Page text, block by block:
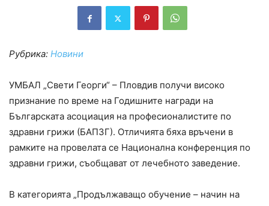
Рубрика: Новини
УМБАЛ „Свети Георги“ – Пловдив получи високо
признание по време на Годишните награди на
Българската асоциация на професионалистите по
здравни грижи (БАПЗГ). Отличията бяха връчени в
рамките на провелата се Национална конференция по
здравни грижи, съобщават от лечебното заведение.
В категорията „Продължаващо обучение – начин на